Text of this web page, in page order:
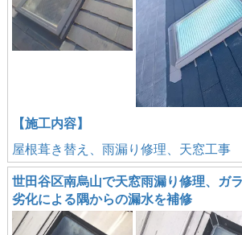
【施工内容】
屋根葺き替え、雨漏り修理、天窓工事
世田谷区南烏山で天窓雨漏り修理、ガ
劣化による隅からの漏水を補修